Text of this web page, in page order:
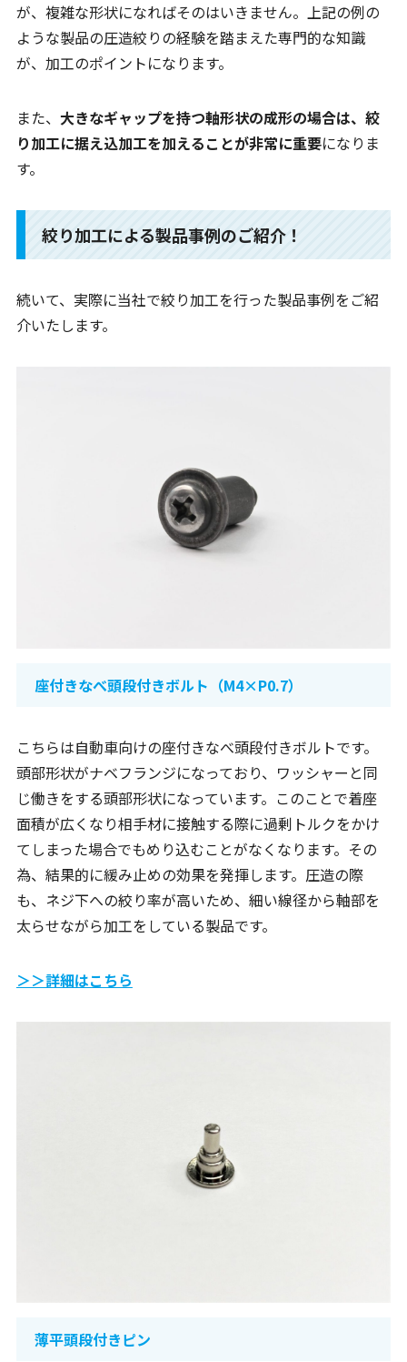
が、複雑な形状になればそのはいきません。上記の例の
ような製品の圧造絞りの経験を踏まえた専門的な知識
が、加工のポイントになります。
また、 大きなギャップを持つ軸形状の成形の場合は、絞
り加工に据え込加工を加えることが非常に重要になりま
す。
絞り加工による製品事例のご紹介！
続いて、実際に当社で絞り加工を行った製品事例をご紹
介いたします。
座付きなべ頭段付きボルト（M4×P0.7）
こちらは自動車向けの座付きなべ頭段付きボルトです。
頭部形状がナベフランジになっており、ワッシャーと同
じ働きをする頭部形状になっています。このことで着座
面積が広くなり相手材に接触する際に過剰トルクをかけ
てしまった場合でもめり込むことがなくなります。その
為、結果的に緩み止めの効果を発揮します。圧造の際
も、ネジ下への絞り率が高いため、細い線径から軸部を
太らせながら加工をしている製品です。
＞＞詳細はこちら
薄平頭段付きピン